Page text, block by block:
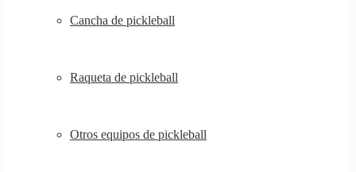
Cancha de pickleball
Raqueta de pickleball
Otros equipos de pickleball